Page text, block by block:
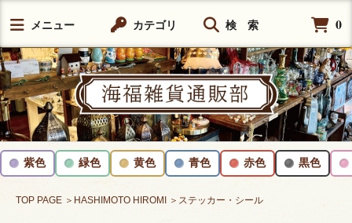
メニュー カテゴリ 検 索 0
紫色 緑色 黄色 青色 赤色 黒色
TOP PAGE ＞HASHIMOTO HIROMI ＞ステッカー・シール